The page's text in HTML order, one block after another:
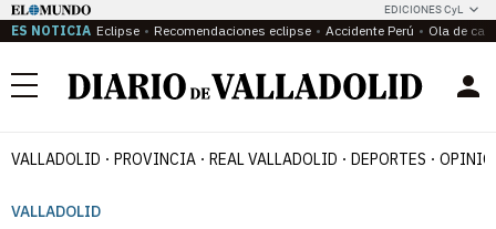
EDICIONES CyL
ES NOTICIA Eclipse Recomendaciones eclipse Accidente Perú Ola de
Menú
VALLADOLID PROVINCIA REAL VALLADOLID DEPORTES
VALLADOLID